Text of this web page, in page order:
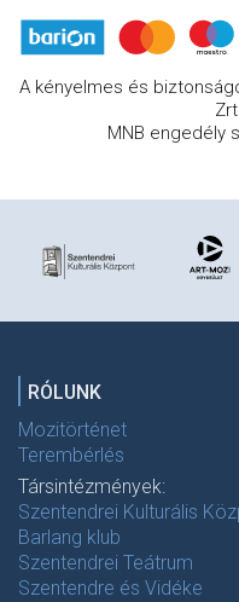
A kényelmes és
MNB engedély
RÓLUNK
Mozitörténet
Terembérlés
Társintézmények:
Szentendrei Kulturális
Barlang klub
Szentendrei Teátrum
Szentendre és Vidéke